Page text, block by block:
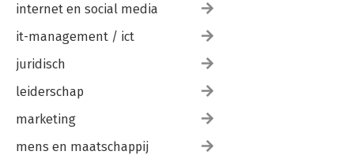
internet en social media
it-management / ict
juridisch
leiderschap
marketing
mens en maatschappij